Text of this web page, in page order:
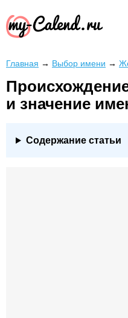
Главная → Выбор имени →
и значение
Содержание статьи